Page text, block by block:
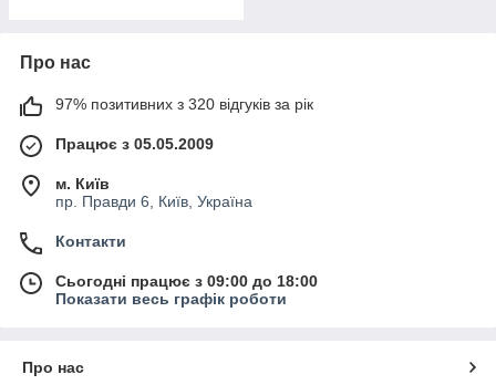
Про нас
97% позитивних з 320 відгуків за рік
Працює з 05.05.2009
м. Київ
пр. Правди 6, Київ, Україна
Контакти
Сьогодні працює з 09:00 до 18:00
Показати весь графік роботи
Про нас